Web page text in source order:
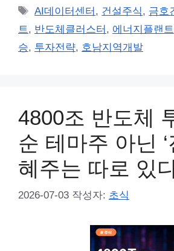
테
리
태
그
AI데이터센터 , 건설주식, 금호
트, 반도체클러스터 , 에너지플랜트
승, 투자전략, 호남지역개발
4800조 반도체
순 테마주 아닌 ‘
혜주는 따로 있
2026-07-03 작성자: 초식